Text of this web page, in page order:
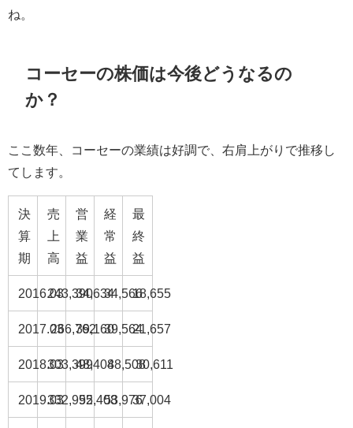
ね。
コーセーの株価は今後どうなるの
か？
ここ数年、コーセーの業績は好調で、右肩上がりで推移し
てします。
決
算
期
売
上
高
営
業
益
経
常
益
最
終
益
2016.03243,39034,63434,56618,655
2017.03266,76239,16039,56421,657
2018.03303,39948,40848,50830,611
2019.03332,99552,40853,97637,004